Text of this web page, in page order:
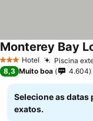
3 EstrelasHotel Piscina
Monterey Bay
8,3 Muito boa 4.604
Selecione as datas
exatos.